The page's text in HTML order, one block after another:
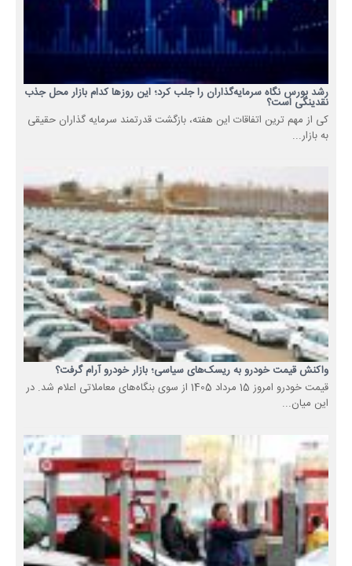
رشد بورس نگاه سرمایه‌گذاران را جلب کرد؛ این روزها کدام بازار محل جذب
نقدینگی است؟
کی از مهم ترین اتفاقات این هفته، بازگشت قدرتمند سرمایه گذاران حقیقی
به بازار...
واکنش قیمت خودرو به ریسک‌های سیاسی؛ بازار خودرو آرام گرفت؟
قیمت خودرو امروز 15 مرداد 1405 از سوی بنگاه‌های معاملاتی اعلام شد. در
این میان...